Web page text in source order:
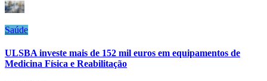
Saúde
ULSBA investe mais de 152 mil euros em equipamentos de
Medicina Física e Reabilitação